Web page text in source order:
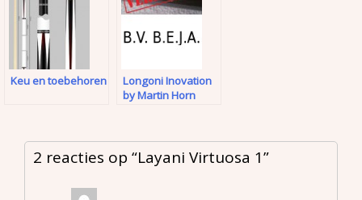
Keu en toebehoren
Longoni Inovation
by Martin Horn
2 reacties op “Layani Virtuosa 1”